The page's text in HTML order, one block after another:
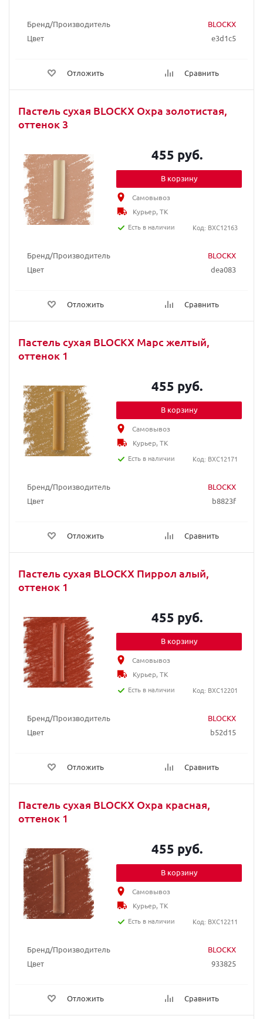
Бренд/Производитель
BLOCKX
Цвет
e3d1c5
Отложить Сравнить
Пастель сухая BLOCKX Охра золотистая,
оттенок 3
Бренд/Производитель
BLOCKX
Цвет
dea083
Отложить Сравнить
455 руб.
В корзину
Самовывоз
Курьер, ТК
Есть в наличии
Код: BXC12163
Пастель сухая BLOCKX Марс желтый,
оттенок 1
Бренд/Производитель
BLOCKX
Цвет
b8823f
Отложить Сравнить
455 руб.
В корзину
Самовывоз
Курьер, ТК
Есть в наличии
Код: BXC12171
Пастель сухая BLOCKX Пиррол алый,
оттенок 1
Бренд/Производитель
BLOCKX
Цвет
b52d15
Отложить Сравнить
455 руб.
В корзину
Самовывоз
Курьер, ТК
Есть в наличии
Код: BXC12201
Пастель сухая BLOCKX Охра красная,
оттенок 1
Бренд/Производитель
BLOCKX
Цвет
933825
Отложить Сравнить
455 руб.
В корзину
Самовывоз
Курьер, ТК
Есть в наличии
Код: BXC12211